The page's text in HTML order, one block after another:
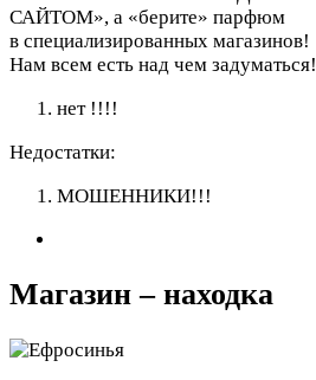
САЙТОМ», а «берите» парфюм
в специализированных магазинов!
Нам всем есть над чем задуматься!
нет !!!!
Недостатки:
МОШЕННИКИ!!!
Магазин – находка